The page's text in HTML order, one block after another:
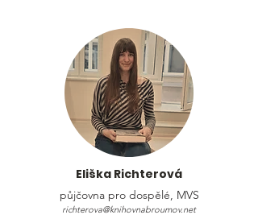
Eliška Richterová
půjčovna pro dospělé, MVS
richterova@knihovnabroumov.net